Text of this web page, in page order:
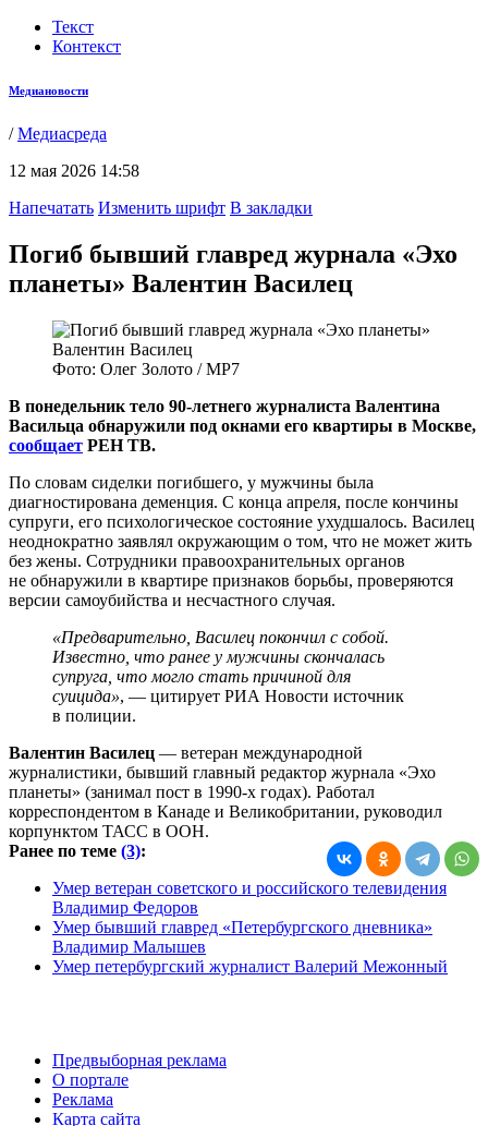
Текст
Контекст
Медиановости
/Медиасреда
12 мая 2026 14:58
Напечатать Изменить шрифт В закладки
Погиб бывший главред журнала «Эхо
планеты» Валентин Василец
Фото: Олег Золото / МР7
В понедельник тело 90-летнего журналиста Валентина
Васильца обнаружили под окнами его квартиры в Москве,
сообщает РЕН ТВ.
По словам сиделки погибшего, у мужчины была
диагностирована деменция. С конца апреля, после кончины
супруги, его психологическое состояние ухудшалось. Василец
неоднократно заявлял окружающим о том, что не может жить
без жены. Сотрудники правоохранительных органов
не обнаружили в квартире признаков борьбы, проверяются
версии самоубийства и несчастного случая.
«Предварительно, Василец покончил с собой.
Известно, что ранее у мужчины скончалась
супруга, что могло стать причиной для
суицида», — цитирует РИА Новости источник
в полиции.
Валентин Василец — ветеран международной
журналистики, бывший главный редактор журнала «Эхо
планеты» (занимал пост в 1990-х годах). Работал
корреспондентом в Канаде и Великобритании, руководил
корпунктом ТАСС в ООН.
Ранее по теме (3):
Умер ветеран советского и российского телевидения
Владимир Федоров
Умер бывший главред «Петербургского дневника»
Владимир Малышев
Умер петербургский журналист Валерий Межонный
Предвыборная реклама
О портале
Реклама
Карта сайта